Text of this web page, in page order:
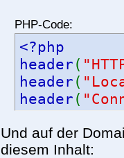
PHP-Code:
<?php
header (
header (
header (
?>
Und auf der
diesem Inhalt: